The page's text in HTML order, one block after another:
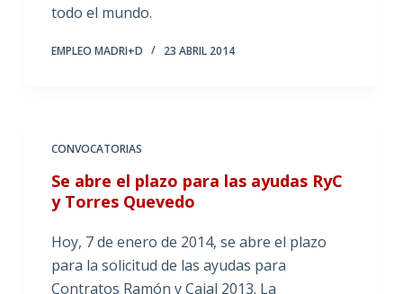
todo el mundo.
EMPLEO MADRI+D 23 ABRIL 2014
CONVOCATORIAS
Se abre el plazo para las ayudas RyC
y Torres Quevedo
Hoy, 7 de enero de 2014, se abre el plazo
para la solicitud de las ayudas para
Contratos Ramón y Cajal 2013. La